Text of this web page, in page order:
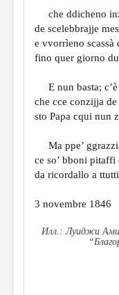
che ddicheno
de scelebbrajje
e vvorrìeno
fino quer giorno
E nun basta;
che cce conzijja
sto Papa cqui nun
Ma ppe’
ce so’ bboni pitaffi
da ricordallo a
3 novembre 1846
Луиджи